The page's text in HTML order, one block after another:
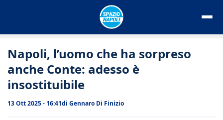
Napoli, l’uomo che ha sorpreso
anche Conte: adesso è
insostituibile
13 Ott 2025 - 16:41di Gennaro Di Finizio